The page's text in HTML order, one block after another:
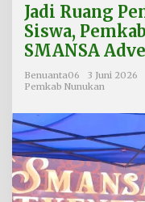
Jadi Ruang
Siswa,
SMANSA
Benuanta06
3 Juni 2026
Pemkab Nunukan